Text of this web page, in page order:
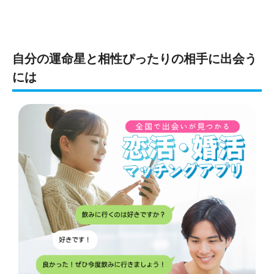
自分の運命星と相性ぴったりの相手に出会う
には